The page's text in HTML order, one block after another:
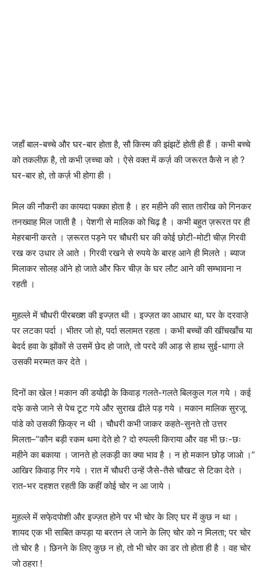
जहाँ बाल-बच्चे और घर-बार होता है, सौ किस्म की झंझटें होती ही हैं । कभी बच्चे
को तकलीफ़ है, तो कभी ज़च्चा को । ऐसे वक्त में कर्ज़ की जरूरत कैसे न हो ?
घर-बार हो, तो कर्ज़ भी होगा ही ।
मिल की नौकरी का कायदा पक्का होता है । हर महीने की सात तारीख को गिनकर
तनख्वाह मिल जाती है । पेशगी से मालिक को चिढ़ है । कभी बहुत ज़रूरत पर ही
मेहरबानी करते । ज़रूरत पड़ने पर चौधरी घर की कोई छोटी-मोटी चीज़ गिरवी
रख कर उधार ले आते । गिरवी रखने से रुपये के बारह आने ही मिलते । ब्याज
मिलाकर सोलह ऑने हो जाते और फिर चीज़ के घर लौट आने की सम्भावना न
रहती ।
मुहल्ले में चौधरी पीरबख्श की इज्ज़त थी । इज्ज़त का आधार था, घर के दरवाजे़
पर लटका पर्दा । भीतर जो हो, पर्दा सलामत रहता । कभी बच्चों की खींचखाँच या
बेदर्द हवा के झोंकों से उसमें छेद हो जाते, तो परदे की आड़ से हाथ सुई-धागा ले
उसकी मरम्मत कर देते ।
दिनों का खेल ! मकान की डयोढ़ी के किवाड़ गलते-गलते बिलकुल गल गये । कई
दफे़ कसे जाने से पेच टूट गये और सुराख ढीले पड़ गये । मकान मालिक सुरजू
पांडे को उसकी फ़िक्र न थी । चौधरी कभी जाकर कहते-सुनते तो उत्तर
मिलता–”कौन बड़ी रकम थमा देते हो ? दो रुपल्ली किराया और वह भी छः-छः
महीने का बकाया । जानते हो लकड़ी का क्या भाव है । न हो मकान छोड़ जाओ ।”
आखिर किवाड़ गिर गये । रात में चौधरी उन्हें जैसे-तैसे चौखट से टिका देते ।
रात-भर दहशत रहती कि कहीं कोई चोर न आ जाये ।
मुहल्ले में सफे़दपोशी और इज्ज़त होने पर भी चोर के लिए घर में कुछ न था ।
शायद एक भी साबित कपड़ा या बरतन ले जाने के लिए चोर को न मिलता; पर चोर
तो चोर है । छिनने के लिए कुछ न हो, तो भी चोर का डर तो होता ही है । वह चोर
जो ठहरा !